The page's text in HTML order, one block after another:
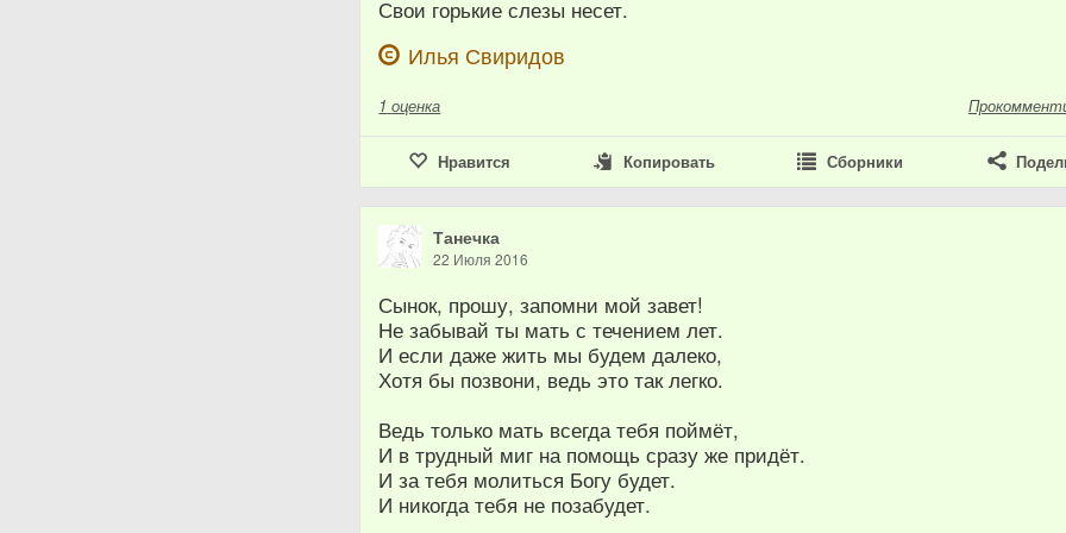
Свои горькие слезы несет.
Илья Свиридов
1 оценка
Нравится Копировать Сборники
Танечка
22 Июля 2016
Сынок, прошу, запомни мой завет!
Не забывай ты мать с течением лет.
И если даже жить мы будем далеко,
Хотя бы позвони, ведь это так легко.
Ведь только мать всегда тебя поймёт,
И в трудный миг на помощь сразу же придёт.
И за тебя молиться Богу будет.
И никогда тебя не позабудет.